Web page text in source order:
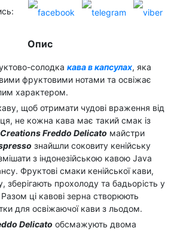
Опис
солодка кава в капсулах, яка
фруктовими нотами та освіжає
характером.
щоб отримати чудові враження від
не кожна кава має такий смак із
Freddo Delicato майстри
знайшли соковиту кенійську
з індонезійською кавою Java
Фруктові смаки кенійської кави,
зберігають прохолоду та бадьорість у
ці кавові зерна створюють
для освіжаючої кави з льодом.
Delicato обсмажують двома